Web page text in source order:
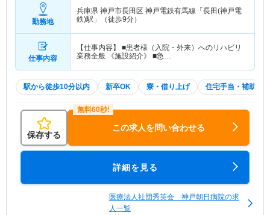
勤務地
兵庫県 神戸市長田区 神戸電鉄有馬線「長田(神戸電
鉄)駅」（徒歩9分）
仕事内容
【仕事内容】 ■患者様（入院・外来）へのリハビリ
業務全般 《施設紹介》 ■急…
駅から徒歩10分以内 新卒OK 寮・借り上げ 住宅手当・補助
保存する
この求人を問い合わせる
詳細を見る
医療法人社団秀英会 神戸朝日病院の求
人一覧